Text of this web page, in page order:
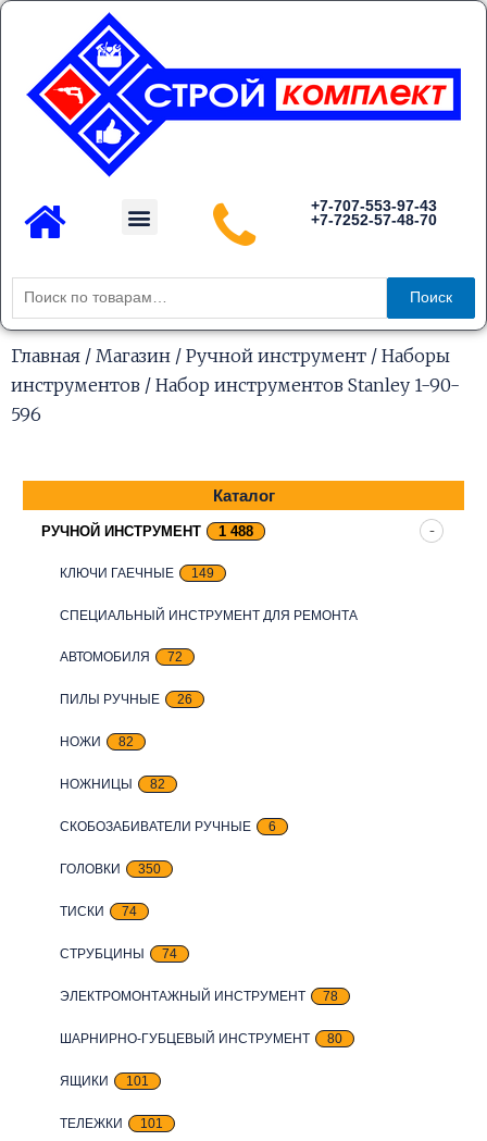
Перейти
содержимому
Menu
+7-707-553-97-43
+7-7252-57-48-70
Искать:
Поиск
Главная / Магазин / Ручной инструмент / Наборы
инструментов / Набор инструментов Stanley 1-90-
596
Каталог
РУЧНОЙ ИНСТРУМЕНТ 1 488
КЛЮЧИ ГАЕЧНЫЕ 149
СПЕЦИАЛЬНЫЙ ИНСТРУМЕНТ ДЛЯ РЕМОНТА
АВТОМОБИЛЯ 72
ПИЛЫ РУЧНЫЕ 26
НОЖИ 82
НОЖНИЦЫ 82
СКОБОЗАБИВАТЕЛИ РУЧНЫЕ 6
ГОЛОВКИ 350
ТИСКИ 74
СТРУБЦИНЫ 74
ЭЛЕКТРОМОНТАЖНЫЙ ИНСТРУМЕНТ 78
ШАРНИРНО-ГУБЦЕВЫЙ ИНСТРУМЕНТ 80
ЯЩИКИ 101
ТЕЛЕЖКИ 101